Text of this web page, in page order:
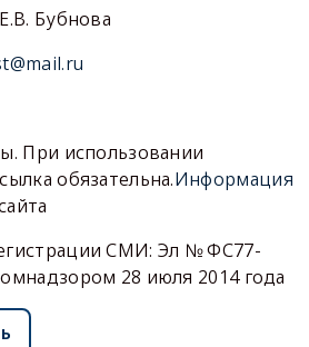
Бубнова
При использовании
обязательна.Информация
СМИ: Эл № ФС77-
28 июля 2014 года